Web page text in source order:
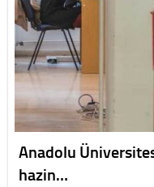
Anadolu
hazin…